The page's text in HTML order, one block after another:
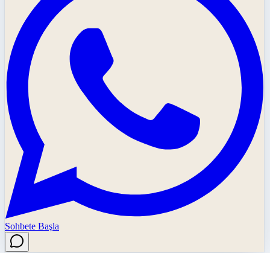
Sohbete Başla